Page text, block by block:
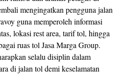
mengingatkan pengguna jalan
guna memperoleh informasi
lokasi rest area, tarif tol, hingga
ruas tol Jasa Marga Group.
selalu disiplin dalam
di jalan tol demi keselamatan